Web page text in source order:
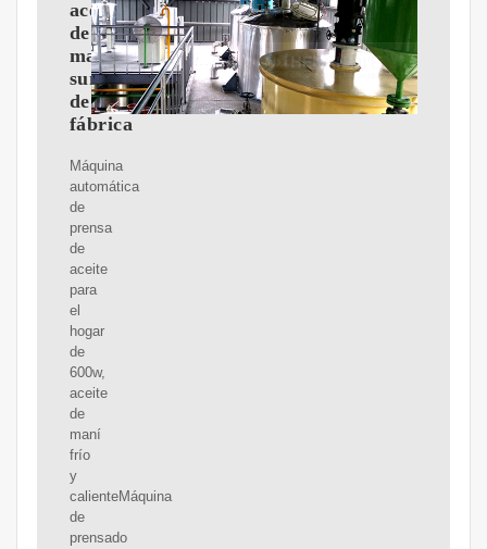
aceite
de
maní,
suministro
de
fábrica
Máquina
automática
de
prensa
de
aceite
para
el
hogar
de
600w,
aceite
de
maní
frío
y
calienteMáquina
de
prensado